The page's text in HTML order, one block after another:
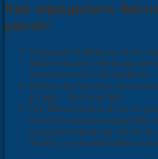
Как определить
расчёт
Определить Високосный
известна дата
високосность повторяется.
Можно вычислить
в году – 365 или 366.
Год Високосный, если он
если его можно разделить
невисокосный год. Но если
на 400, то является